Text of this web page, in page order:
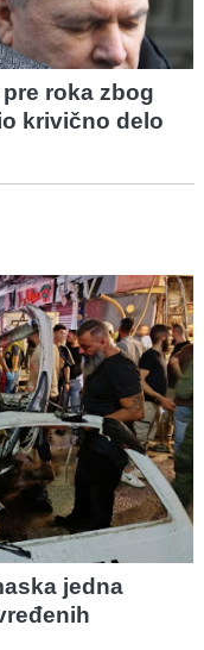
roka zbog
krivično delo
jedna